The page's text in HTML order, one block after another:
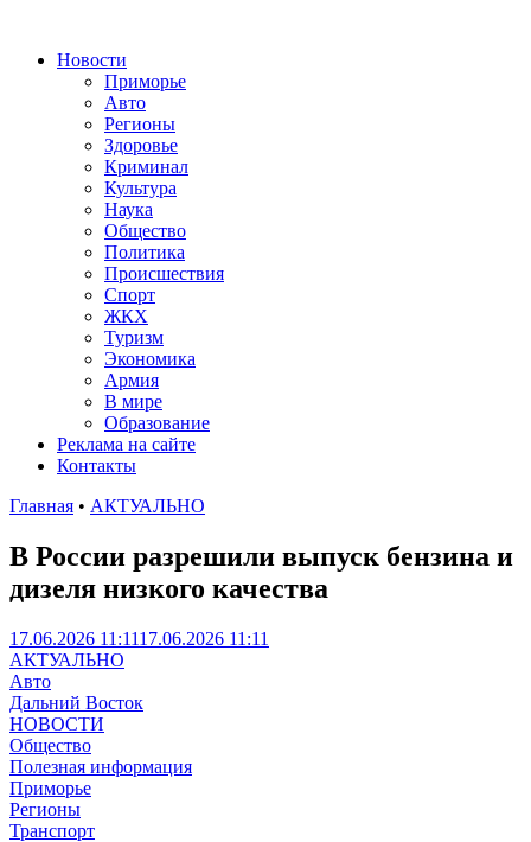
Новости
Приморье
Авто
Регионы
Здоровье
Криминал
Культура
Наука
Общество
Политика
Происшествия
Спорт
ЖКХ
Туризм
Экономика
Армия
В мире
Образование
Реклама на сайте
Контакты
Главная • АКТУАЛЬНО
В России разрешили выпуск бензина и
дизеля низкого качества
17.06.2026 11:1117.06.2026 11:11
АКТУАЛЬНО
Авто
Дальний Восток
НОВОСТИ
Общество
Полезная информация
Приморье
Регионы
Транспорт